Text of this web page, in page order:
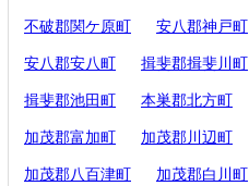
不破郡関ケ原町 安八郡神戸町
安八郡安八町 揖斐郡揖斐川町
揖斐郡池田町 本巣郡北方町
加茂郡富加町 加茂郡川辺町
加茂郡八百津町 加茂郡白川町